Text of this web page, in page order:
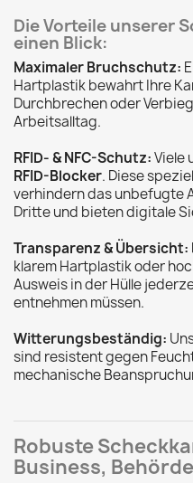
Die Vorteile unserer
einen Blick:
Maximaler Bruchschutz:
Hartplastik bewahrt Ihre
Durchbrechen oder
Arbeitsalltag.
RFID- & NFC-Schutz:Viele
RFID-Blocker. Diese
verhindern das unbefugte
Dritte und bieten digitale
Transparenz & Übersicht:
klarem Hartplastik oder
Ausweis in der Hülle
entnehmen müssen.
Witterungsbeständig:
sind resistent gegen
mechanische
Robuste
Business,